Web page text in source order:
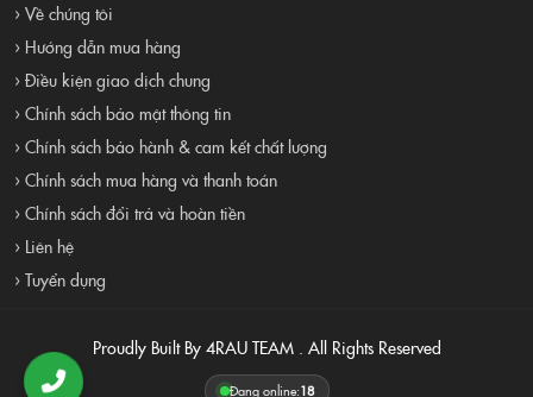
› Về chúng tôi
› Hướng dẫn mua hàng
› Điều kiện giao dịch chung
› Chính sách bảo mật thông tin
› Chính sách bảo hành & cam kết chất lượng
› Chính sách mua hàng và thanh toán
› Chính sách đổi trả và hoàn tiền
› Liên hệ
› Tuyển dụng
Proudly Built By 4RAU TEAM . All Rights Reserved
Đang online:18